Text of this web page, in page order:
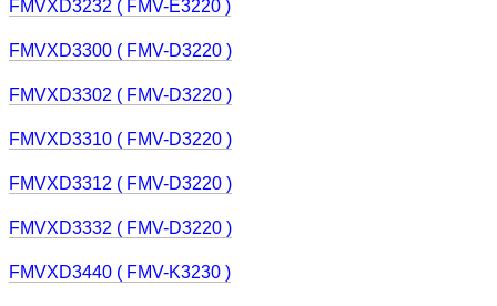
FMVXD3232 ( FMV-E3220 )
FMVXD3300 ( FMV-D3220 )
FMVXD3302 ( FMV-D3220 )
FMVXD3310 ( FMV-D3220 )
FMVXD3312 ( FMV-D3220 )
FMVXD3332 ( FMV-D3220 )
FMVXD3440 ( FMV-K3230 )